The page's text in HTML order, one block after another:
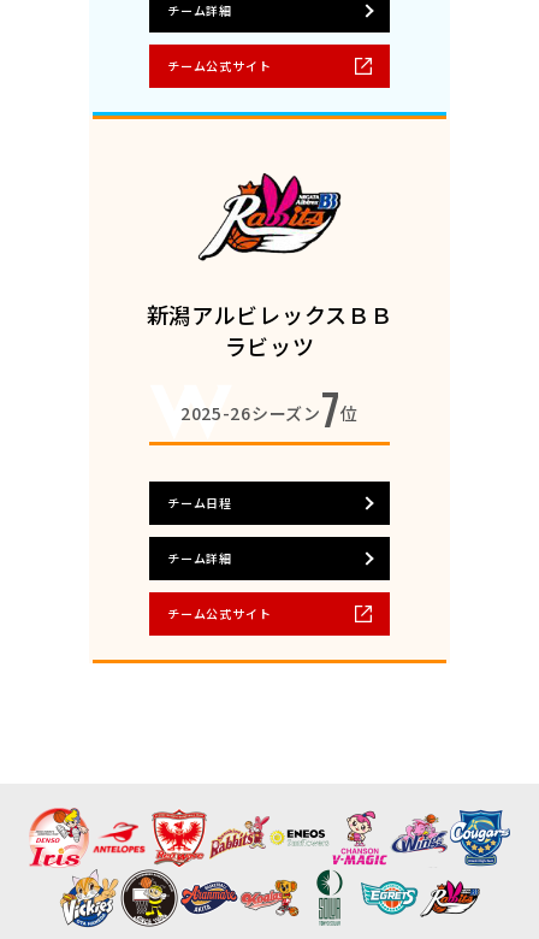
チーム詳細
チーム公式サイト
新潟アルビレックスＢＢ
ラビッツ
2025-26シーズン7位
チーム日程
チーム詳細
チーム公式サイト